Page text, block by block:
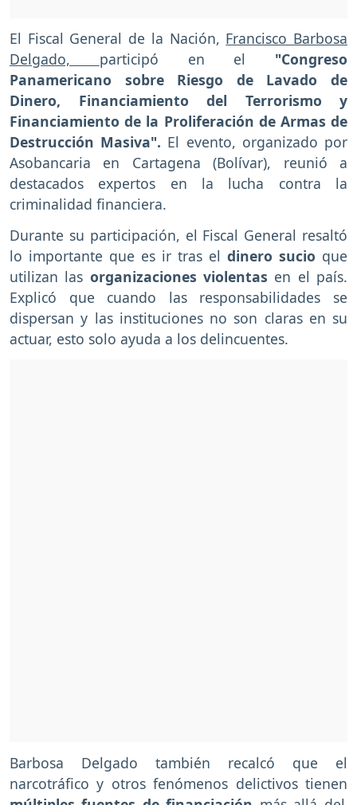
El Fiscal General de la Nación, Francisco Barbosa
Delgado, participó en el "Congreso
Panamericano sobre Riesgo de Lavado de
Dinero, Financiamiento del Terrorismo y
Financiamiento de la Proliferación de Armas de
Destrucción Masiva". El evento, organizado por
Asobancaria en Cartagena (Bolívar), reunió a
destacados expertos en la lucha contra la
criminalidad financiera.
Durante su participación, el Fiscal General resaltó
lo importante que es ir tras el dinero sucio que
utilizan las organizaciones violentas en el país.
Explicó que cuando las responsabilidades se
dispersan y las instituciones no son claras en su
actuar, esto solo ayuda a los delincuentes.
Barbosa Delgado también recalcó que el
narcotráfico y otros fenómenos delictivos tienen